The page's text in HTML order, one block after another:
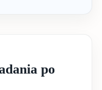
po